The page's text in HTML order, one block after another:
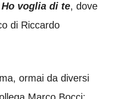
Ho voglia di te, dove
di Riccardo
ormai da diversi